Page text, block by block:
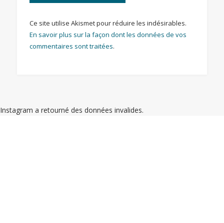
Ce site utilise Akismet pour réduire les indésirables.
En savoir plus sur la façon dont les données de vos
commentaires sont traitées.
Instagram a retourné des données invalides.